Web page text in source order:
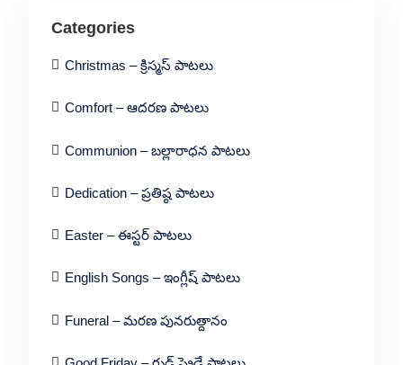
Categories
Christmas – క్రిస్మస్ పాటలు
Comfort – ఆదరణ పాటలు
Communion – బల్లారాధన పాటలు
Dedication – ప్రతిష్ఠ పాటలు
Easter – ఈస్టర్ పాటలు
English Songs – ఇంగ్లీష్ పాటలు
Funeral – మరణ పునరుత్దానం